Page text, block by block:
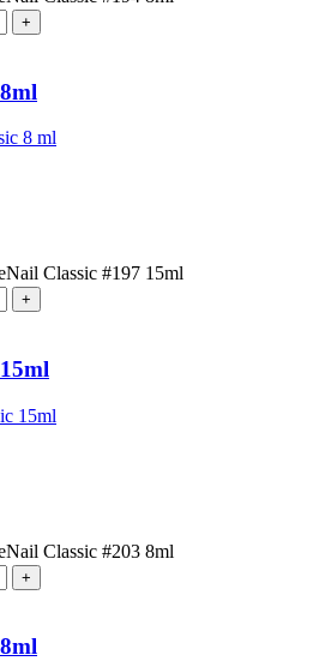
8 ml
Classic #197 15ml
15ml
Classic #203 8ml